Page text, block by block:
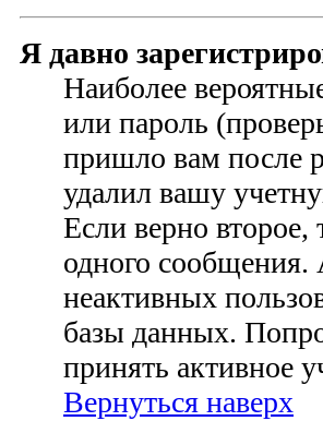
Я давно
Наиболее
или пароль
пришло вам после
удалил вашу
Если верно
одного сообщения.
неактивных
базы данных.
принять активное
Вернуться наверх